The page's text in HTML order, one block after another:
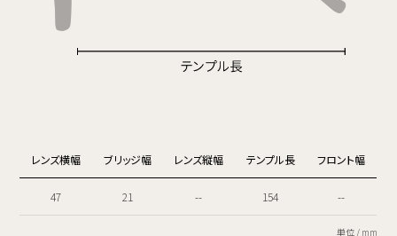
レンズ横幅 ブリッジ幅 レンズ縦幅 テンプル長 フロント幅
47 21 -- 154 --
単位 / mm